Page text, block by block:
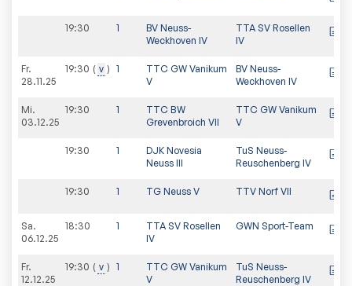
19:30 1
BV Neuss-
Weckhoven IV
TTA SV Rosellen
IV
Fr.
28.11.25
19:30 v 1
TTC GW Vanikum
V
BV Neuss-
Weckhoven IV
Mi.
03.12.25
19:30 1
TTC BW
Grevenbroich VII
TTC GW Vanikum
V
19:30 1
DJK Novesia
Neuss III
TuS Neuss-
Reuschenberg IV
19:30 1 TG Neuss V TTV Norf VII
Sa.
06.12.25
18:30 1
TTA SV Rosellen
IV
GWN Sport-Team
Fr.
12.12.25
19:30 v 1
TTC GW Vanikum
V
TuS Neuss-
Reuschenberg IV